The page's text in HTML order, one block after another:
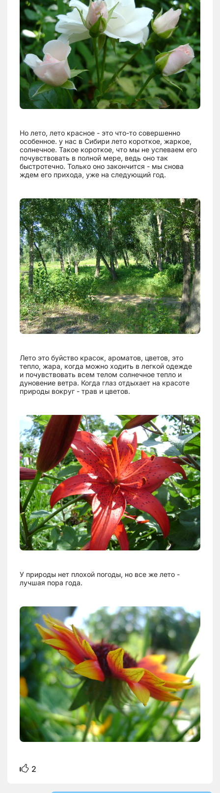
Но лето, лето красное - это что-то совершенно
особенное. у нас в Сибири лето короткое, жаркое,
солнечное. Такое короткое, что мы не успеваем его
почувствовать в полной мере, ведь оно так
быстротечно. Только оно закончится - мы снова
ждем его прихода, уже на следующий год.
Лето это буйство красок, ароматов, цветов, это
тепло, жара, когда можно ходить в легкой одежде
и почувствовать всем телом солнечное тепло и
дуновение ветра. Когда глаз отдыхает на красоте
природы вокруг - трав и цветов.
У природы нет плохой погоды, но все же лето -
лучшая пора года.
2